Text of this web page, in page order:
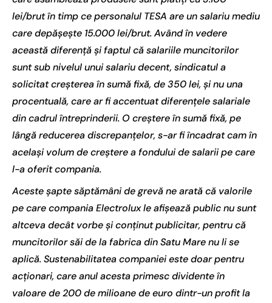
lei/brut în timp ce personalul TESA are un salariu mediu
care depășește 15.000 lei/brut. Având în vedere
această diferență și faptul că salariile muncitorilor
sunt sub nivelul unui salariu decent, sindicatul a
solicitat creșterea în sumă fixă, de 350 lei, și nu una
procentuală, care ar fi accentuat diferențele salariale
din cadrul întreprinderii. O creștere în sumă fixă, pe
lângă reducerea discrepanțelor, s-ar fi încadrat cam în
același volum de creștere a fondului de salarii pe care
l-a oferit compania.
Aceste șapte săptămâni de grevă ne arată că valorile
pe care compania Electrolux le afișează public nu sunt
altceva decât vorbe și conținut publicitar, pentru că
muncitorilor săi de la fabrica din Satu Mare nu li se
aplică. Sustenabilitatea companiei este doar pentru
acționari, care anul acesta primesc dividente în
valoare de 200 de milioane de euro dintr-un profit la